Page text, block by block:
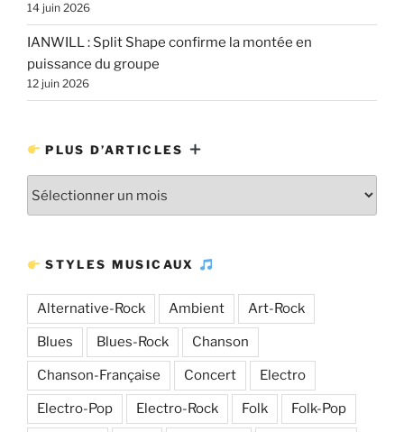
14 juin 2026
IANWILL : Split Shape confirme la montée en
puissance du groupe
12 juin 2026
PLUS D’ARTICLES
STYLES MUSICAUX
Alternative-Rock Ambient Art-Rock
Blues Blues-Rock Chanson
Chanson-Française Concert Electro
Electro-Pop Electro-Rock Folk Folk-Pop